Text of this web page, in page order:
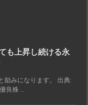
も上昇し続ける永
励みになります。 出典:
良株 ...